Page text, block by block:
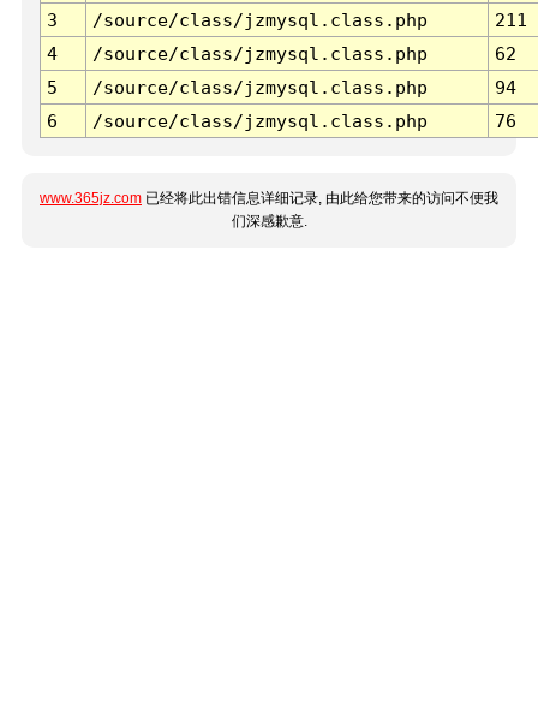
3 /source/class/jzmysql.class.php
211
4
/source/class/jzmysql.class.php
62
5
/source/class/jzmysql.class.php
94
6
/source/class/jzmysql.class.php 76
www.365jz.com 已经将此出错信息详细记录, 由此给您带来的访问不便我
们深感歉意.